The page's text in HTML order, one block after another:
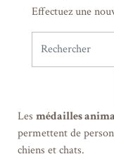
Nos médailles en
Chaque médaille peut
la gravure.
le prénom de votre
un numéro de téléphone
Effectuez une
Les médailles
permettent de
chiens et chats.